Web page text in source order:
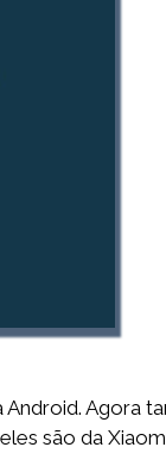
Agora
são da